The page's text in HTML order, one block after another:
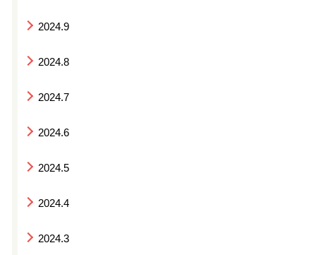
2024.9
2024.8
2024.7
2024.6
2024.5
2024.4
2024.3